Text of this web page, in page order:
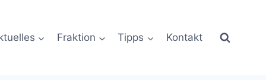
Fraktion Tipps Kontakt